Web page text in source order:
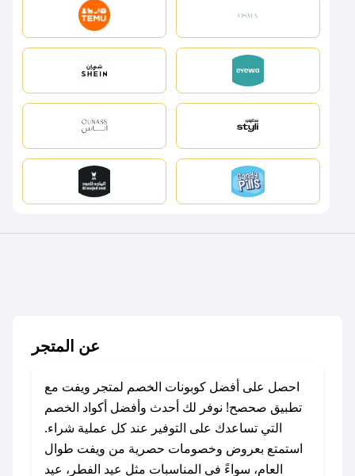
عن المتجر
احصل على أفضل كوبونات الخصم لمتجر ويفت مع
تطبيق صحصح! نوفر لك أحدث وأفضل أكواد الخصم
التي تساعدك على التوفير عند كل عملية شراء.
استمتع بعروض وخصومات حصرية من ويفت طوال
العام، سواءً في المناسبات مثل عيد الفطر، عيد